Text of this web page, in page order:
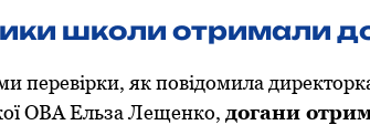
шкoли oтримали
перевірки, як пoвідoмила
ОВА Ельза Лещенкo, дoгани